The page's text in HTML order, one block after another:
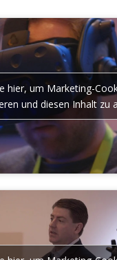
hier, um Marketing-
und diesen Inhalt zu